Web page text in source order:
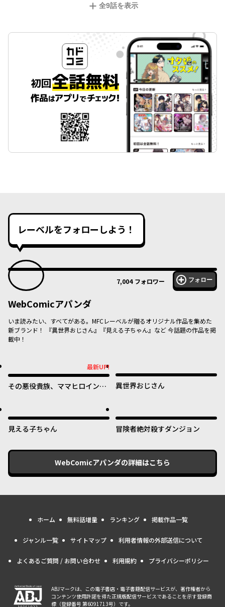
全9話を表示
レーベルをフォローしよう！
7,004 フォロワー フォロー
WebComicアパンダ
いま読みたい、すべてがある。MFCレーベルが贈るオリジナル作品を集めた
新ブランド！ 『異世界おじさん』『見える子ちゃん』など 今話題の作品を掲
載中！
最新UP!
その悪役貴族、ママヒロインが
となり不遇な推しキャラ助けま
くる～
異世界おじさん
見える子ちゃん 冒険者絶対殺すダンジョン
WebComicアパンダの詳細はこちら
ホーム 無料話増量 ランキング 掲載作品一覧
ジャンル一覧 サイトマップ 利用者情報の外部送信について
よくあるご質問 / お問い合わせ 利用規約 プライバシーポリシー
ABJマークは、この電子書店・電子書籍配信サービスが、著作権者から
コンテンツ使用許諾を得た正規版配信サービスであることを示す登録商
標（登録番号 第6091713号）です。